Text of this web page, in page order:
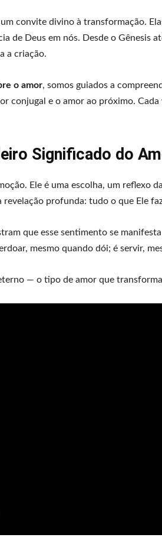
convite divino à transformação.
de Deus em nós. Desde o Gênesis
a criação.
o amor, somos guiados a
conjugal e o amor ao próximo.
Significado do
Ele é uma escolha, um reflexo
revelação profunda: tudo o que Ele
que esse sentimento se
mesmo quando dói; é servir,
— o tipo de amor que transforma